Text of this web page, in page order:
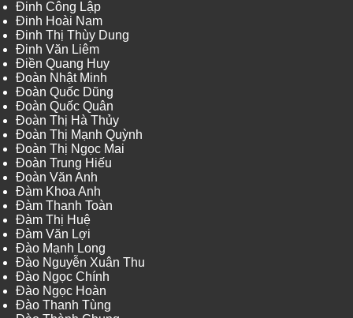
Đinh Công Lập
Đinh Hoài Nam
Đinh Thị Thùy Dung
Đinh Văn Liêm
Điền Quang Huy
Đoàn Nhật Minh
Đoàn Quốc Dũng
Đoàn Quốc Quân
Đoàn Thị Hà Thủy
Đoàn Thị Mạnh Quỳnh
Đoàn Thị Ngọc Mai
Đoàn Trung Hiếu
Đoàn Văn Anh
Đàm Khoa Anh
Đàm Thanh Toàn
Đàm Thị Huệ
Đàm Văn Lợi
Đào Mạnh Long
Đào Nguyễn Xuân Thu
Đào Ngọc Chính
Đào Ngọc Hoàn
Đào Thanh Tùng